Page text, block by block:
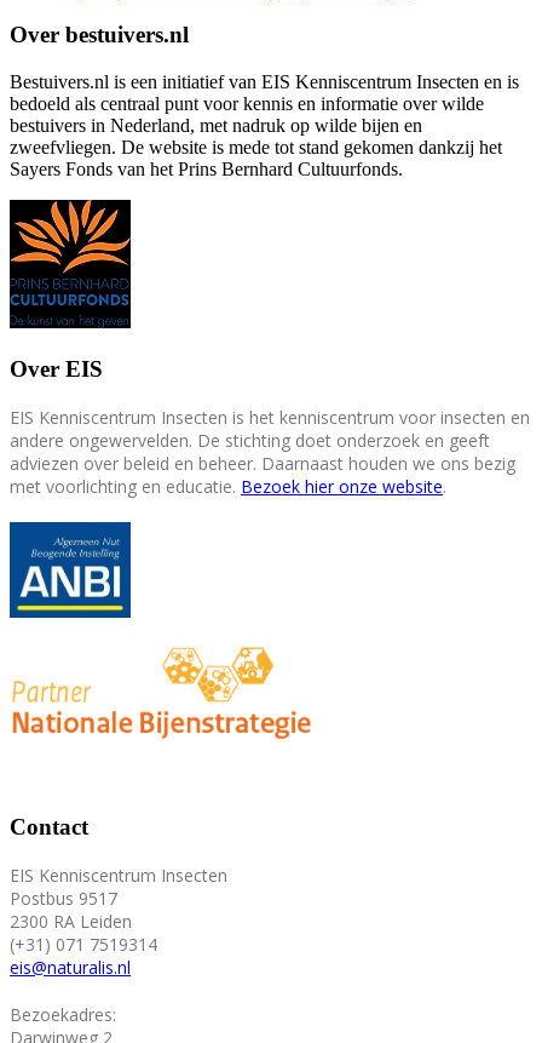
Over bestuivers.nl
Bestuivers.nl is een initiatief van EIS Kenniscentrum Insecten en is
bedoeld als centraal punt voor kennis en informatie over wilde
bestuivers in Nederland, met nadruk op wilde bijen en
zweefvliegen. De website is mede tot stand gekomen dankzij het
Sayers Fonds van het Prins Bernhard Cultuurfonds.
Over EIS
EIS Kenniscentrum Insecten is het kenniscentrum voor insecten en
andere ongewervelden. De stichting doet onderzoek en geeft
adviezen over beleid en beheer. Daarnaast houden we ons bezig
met voorlichting en educatie. Bezoek hier onze website.
Contact
EIS Kenniscentrum Insecten
Postbus 9517
2300 RA Leiden
(+31) 071 7519314
eis@naturalis.nl
Bezoekadres:
Darwinweg 2